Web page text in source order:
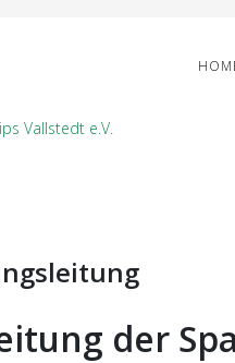
der